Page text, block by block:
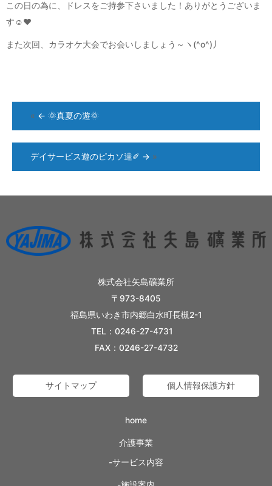
この日の為に、ドレスをご持参下さいました！ありがとうございま
す☺❤
また次回、カラオケ大会でお会いしましょう～ヽ(^o^)丿
« ← 🌞真夏の遊🌞
デイサービス遊のピカソ達✐ → »
株式会社矢島礦業所
〒973-8405
福島県いわき市内郷白水町長槻2-1
TEL：0246-27-4731
FAX：0246-27-4732
サイトマップ 個人情報保護方針
home
介護事業
サービス内容